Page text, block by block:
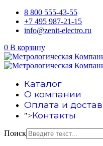
8 800 555-43-55
+7 495 987-21-15
info@zenit-electro.ru
0 В корзину
Каталог
О компании
Оплата и
">Контакты
Поиск